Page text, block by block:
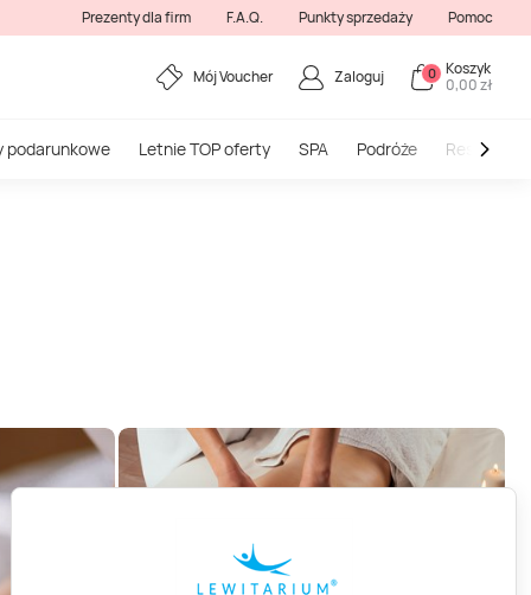
Prezenty dla firm F.A.Q. Punkty sprzedaży Pomoc
Mój Voucher Zaloguj 0 Koszyk
0,00 zł
podarunkowe Letnie TOP oferty SPA Podróże